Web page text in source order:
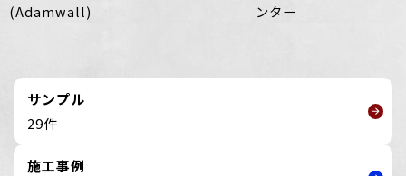
(Adamwall)
ンター
サンプル
29件
施工事例